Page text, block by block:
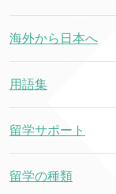
海外から日本へ
用語集
留学サポート
留学の種類